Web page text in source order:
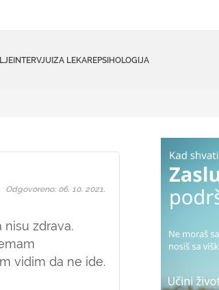
INTERVJUIZA LEKAREPSIHOLOGIJA
zdrava.
vidim da ne ide.
Odgovoreno: 06. 10. 2021.